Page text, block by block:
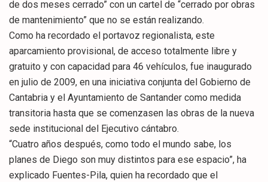
de dos meses cerrado” con un cartel de “cerrado por obras
de mantenimiento” que no se están realizando.
Como ha recordado el portavoz regionalista, este
aparcamiento provisional, de acceso totalmente libre y
gratuito y con capacidad para 46 vehículos, fue inaugurado
en julio de 2009, en una iniciativa conjunta del Gobierno de
Cantabria y el Ayuntamiento de Santander como medida
transitoria hasta que se comenzasen las obras de la nueva
sede institucional del Ejecutivo cántabro.
“Cuatro años después, como todo el mundo sabe, los
planes de Diego son muy distintos para ese espacio”, ha
explicado Fuentes-Pila, quien ha recordado que el